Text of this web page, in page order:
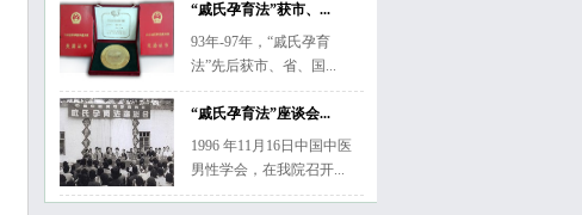
“戚氏孕育法”获市、...
93年-97年，“戚氏孕育
法”先后获市、省、国...
“戚氏孕育法”座谈会...
1996 年11月16日中国中医
男性学会，在我院召开...